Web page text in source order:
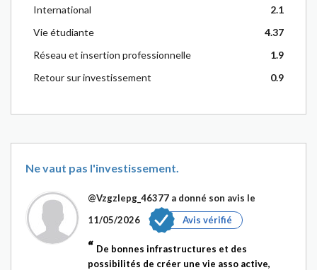
International
2.1
Vie étudiante
4.37
Réseau et insertion professionnelle
1.9
Retour sur investissement
0.9
Ne vaut pas l'investissement.
@Vzgzlepg_46377 a donné son avis le
11/05/2026
Avis vérifié
De bonnes infrastructures et des
possibilités de créer une vie asso active,